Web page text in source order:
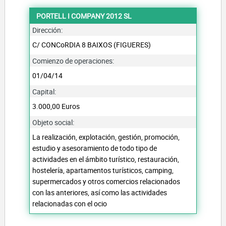
PORTELL I COMPANY 2012 SL
Dirección:
C/ CONCoRDIA 8 BAIXOS (FIGUERES)
Comienzo de operaciones:
01/04/14
Capital:
3.000,00 Euros
Objeto social:
La realización, explotación, gestión, promoción,
estudio y asesoramiento de todo tipo de
actividades en el ámbito turístico, restauración,
hostelería, apartamentos turísticos, camping,
supermercados y otros comercios relacionados
con las anteriores, así como las actividades
relacionadas con el ocio